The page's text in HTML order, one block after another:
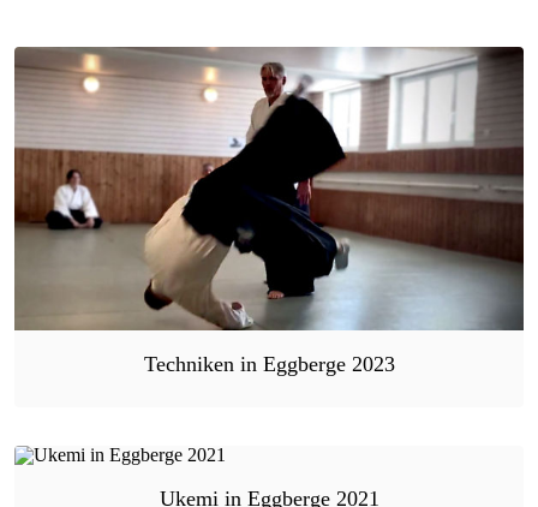
Techniken in Eggberge 2023
Ukemi in Eggberge 2021